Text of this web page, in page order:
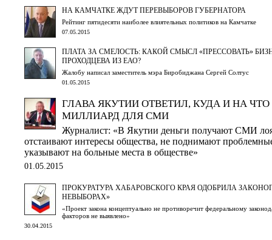
НА КАМЧАТКЕ ЖДУТ ПЕРЕВЫБОРОВ ГУБЕРНАТОРА
Рейтинг пятидесяти наиболее влиятельных политиков на Камчатке
07.05.2015
ПЛАТА ЗА СМЕЛОСТЬ: КАКОЙ СМЫСЛ «ПРЕССОВАТЬ»
ПРОХОДЦЕВА ИЗ ЕАО?
Жалобу написал заместитель мэра Биробиджана Сергей Солтус
01.05.2015
ГЛАВА ЯКУТИИ ОТВЕТИЛ, КУДА И НА ЧТО
МИЛЛИАРД ДЛЯ СМИ
Журналист: «В Якутии деньги получают СМИ
отстаивают интересы общества, не поднимают
указывают на больные места в обществе»
01.05.2015
ПРОКУРАТУРА ХАБАРОВСКОГО КРАЯ ОДОБРИЛА
НЕВЫБОРАХ»
«Проект закона концептуально не противоречит федеральному
факторов не выявлено»
30.04.2015